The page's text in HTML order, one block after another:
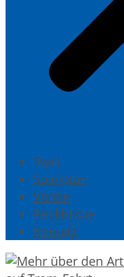
Start
Spielplan
Verein
Rückblicke
Kontakt